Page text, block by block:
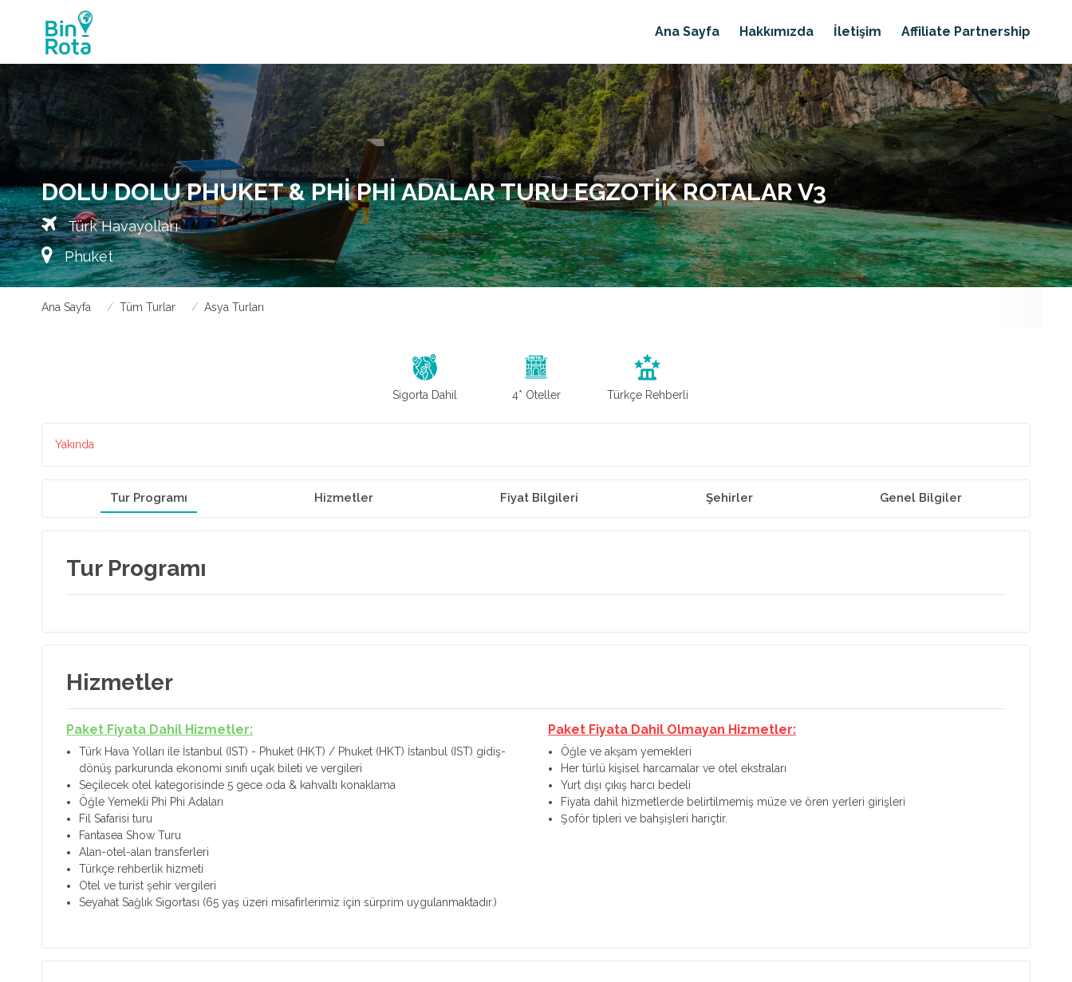
Ana Sayfa Hakkımızda İletişim Affiliate Partnership
DOLU DOLU PHUKET & PHI PHI ADALAR TURU EGZOTIK ROTALAR V3
Türk Havayolları
Phuket
Ana Sayfa Tüm Turlar Asya Turları
Sigorta Dahil 4* Oteller Türkçe Rehberli
Yakında
Tur Programı Hizmetler Fiyat Bilgileri Şehirler Genel Bilgiler
Tur Programı
Hizmetler
Paket Fiyata Dahil Hizmetler:
Türk Hava Yolları ile İstanbul (IST) - Phuket (HKT) / Phuket (HKT) İstanbul (IST) gidiş-
dönüş parkurunda ekonomi sınıfı uçak bileti ve vergileri
Seçilecek otel kategorisinde 5 gece oda & kahvaltı konaklama
Öğle Yemekli Phi Phi Adaları
Fil Safarisi turu
Fantasea Show Turu
Alan-otel-alan transferleri
Türkçe rehberlik hizmeti
Otel ve turist şehir vergileri
Seyahat Sağlık Sigortası (65 yaş üzeri misafirlerimiz için sürprim uygulanmaktadır.)
Paket Fiyata Dahil Olmayan Hizmetler:
Öğle ve akşam yemekleri
Her türlü kişisel harcamalar ve otel ekstraları
Yurt dışı çıkış harcı bedeli
Fiyata dahil hizmetlerde belirtilmemiş müze ve ören yerleri girişleri
Şoför tipleri ve bahşişleri hariçtir.